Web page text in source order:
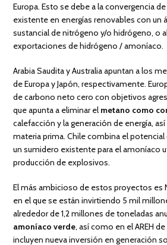
Europa. Esto se debe a la convergencia
existente en energías renovables con un
sustancial de nitrógeno y/o hidrógeno, o
exportaciones de hidrógeno / amoníaco.
Arabia Saudita y Australia apuntan a los
de Europa y Japón, respectivamente.
de carbono neto cero con objetivos
que apunta a eliminar el metano como
calefacción y la generación de energía,
materia prima. Chile combina el
un sumidero existente para el amoníaco
producción de explosivos.
El más ambicioso de estos proyectos es
en el que se están invirtiendo 5 mil
alrededor de 1,2 millones de toneladas
amoníaco verde, así como en el AREH
incluyen nueva inversión en generación